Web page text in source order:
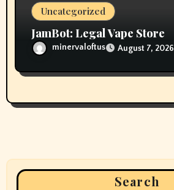
Uncategorized
JamBot: Legal Vape Store
minervaloftus August 7, 2026
Search